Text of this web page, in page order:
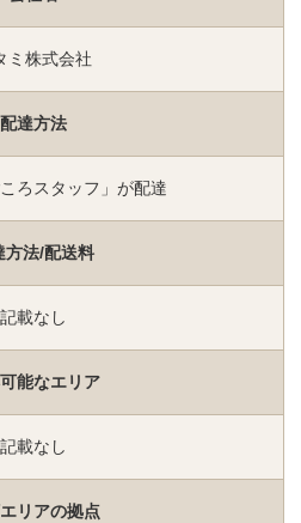
ミ株式会社
配達方法
ろスタッフ」が配達
方法/配送料
記載なし
能なエリア
記載なし
リアの拠点